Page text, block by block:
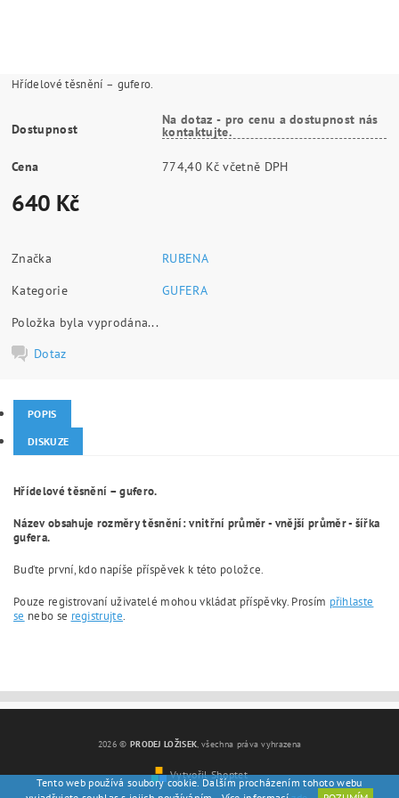
Hřídelové těsnění – gufero.
Dostupnost
Na dotaz - pro cenu a dostupnost nás
kontaktujte.
Cena 774,40 Kč včetně DPH
640 Kč
Značka
RUBENA
Kategorie
GUFERA
Položka byla vyprodána...
Dotaz
POPIS
DISKUZE
Hřídelové těsnění – gufero.
Název obsahuje rozměry těsnění: vnitřní průměr - vnější průměr - šířka
gufera.
Buďte první, kdo napíše příspěvek k této položce.
Pouze registrovaní uživatelé mohou vkládat příspěvky. Prosím přihlaste
se nebo se registrujte.
2026 © PRODEJ LOŽISEK, všechna práva vyhrazena
Vytvořil Shoptet
Tento web používá soubory cookie. Dalším procházením tohoto webu